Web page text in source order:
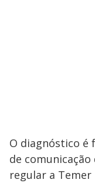
O diagnóstico
de
regular a